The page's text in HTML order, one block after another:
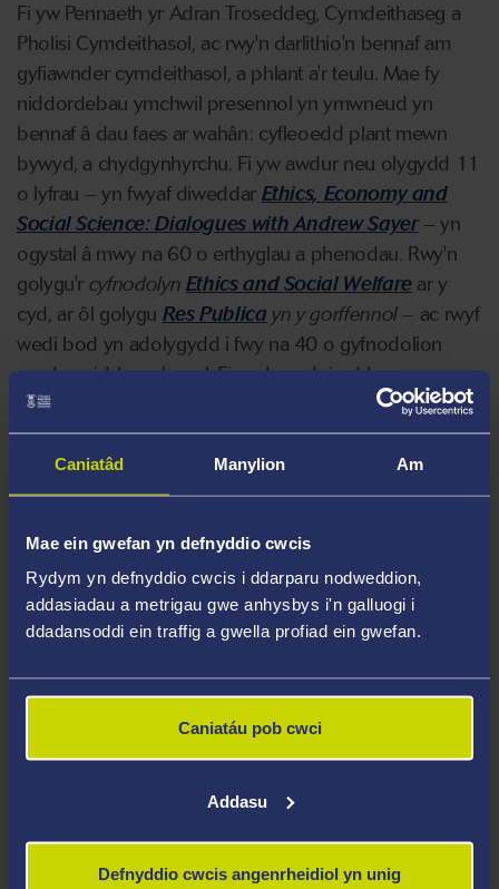
Caniatâd Manylion Am
Mae ein gwefan yn defnyddio cwcis
Rydym yn defnyddio cwcis i ddarparu nodweddion,
addasiadau a metrigau gwe anhysbys i'n galluogi i
ddadansoddi ein traffig a gwella profiad ein gwefan.
Caniatáu pob cwci
Addasu
Defnyddio cwcis angenrheidiol yn unig
Fi yw Pennaeth yr Adran Troseddeg, Cymdeithaseg a
Pholisi Cymdeithasol, ac rwy'n darlithio'n bennaf am
gyfiawnder cymdeithasol, a phlant a'r teulu. Mae fy
niddordebau ymchwil presennol yn ymwneud yn
bennaf â dau faes ar wahân: cyfleoedd plant mewn
bywyd, a chydgynhyrchu. Fi yw awdur neu olygydd 11
o lyfrau – yn fwyaf diweddar Ethics, Economy and
Social Science: Dialogues with Andrew Sayer– yn
ogystal â mwy na 60 o erthyglau a phenodau. Rwy'n
golygu'r cyfnodolyn Ethics and Social Welfarear y
cyd, ar ôl golygu Res Publica yn y gorffennol – ac rwyf
wedi bod yn adolygydd i fwy na 40 o gyfnodolion
academaidd gwahanol. Fi yw Is-gadeirydd y
Gymdeithas Polisi Cymdeithasol (SPA) a Chadeirydd
Comisiwn Tegwch Casnewydd, yn ogystal â bod yn un
o Gymrodyr y Gymdeithas Frenhinol er Hybu’r
Celfyddydau, Gweithgynhyrchion a Masnach (RSA).
Meysydd Arbenigedd
Plant, y teulu a chyfiawnder cymdeithasol
Cydgynhyrchu
Damcaniaeth ac ymarfer lles cymdeithasol
Damcaniaeth gymdeithasol
Athroniaeth wleidyddol
Moeseg gymhwysol a phroffesiynol
Uchafbwyntiau Gyrfa